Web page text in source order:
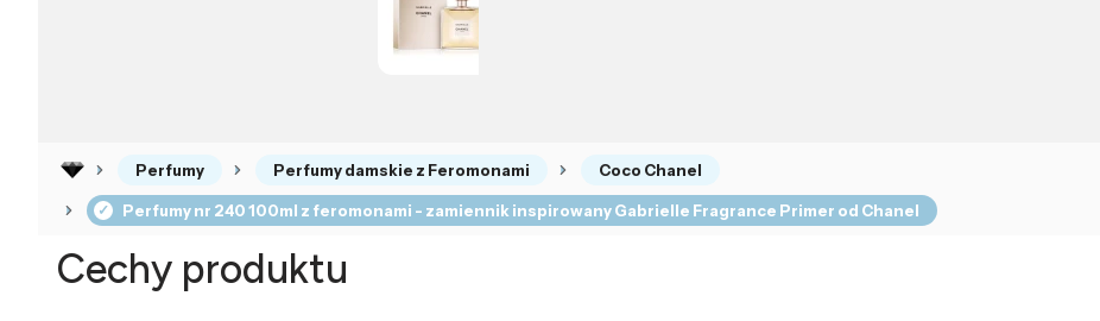
Perfumy Perfumy damskie z Feromonami Coco Chanel
Perfumy nr 240 100ml z feromonami - zamiennik inspirowany Gabrielle Fragrance Primer od Chanel
Cechy produktu